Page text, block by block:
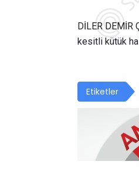
DİLER DEMİR
kesitli kütük
Etiketler